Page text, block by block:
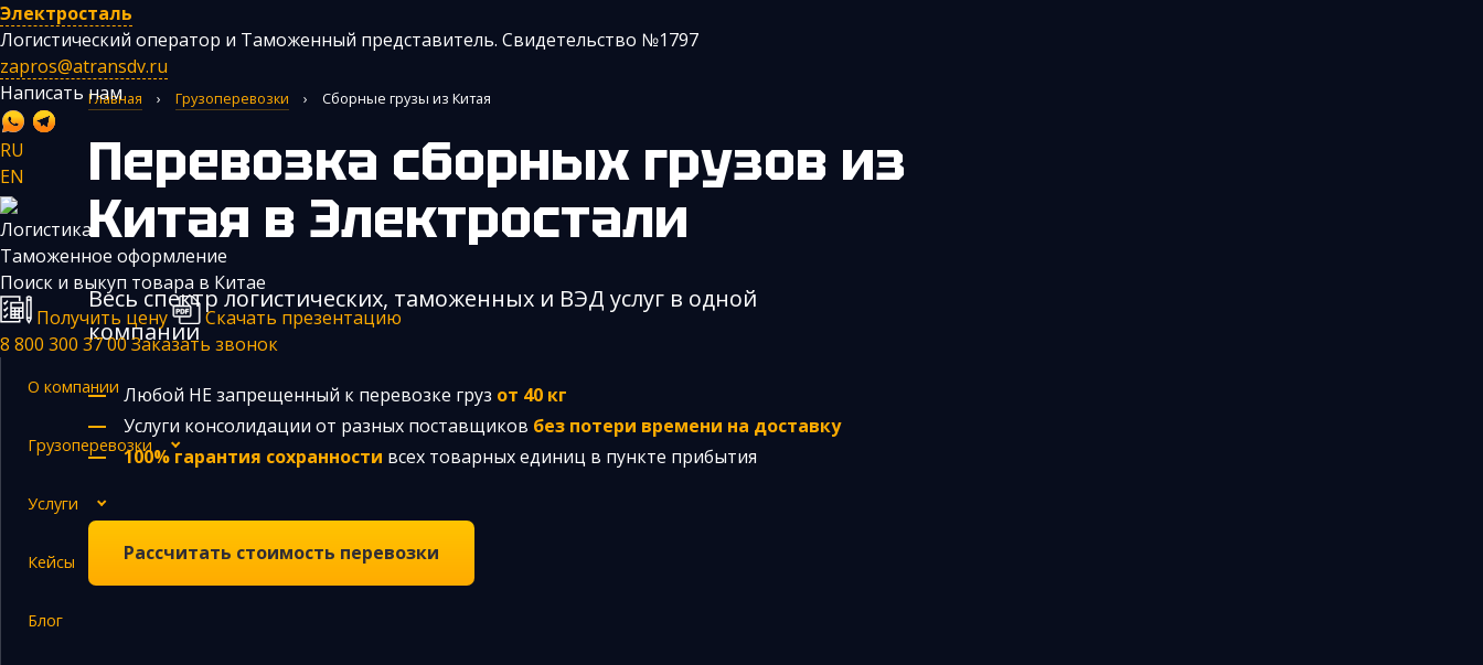
Электросталь
Логистический оператор и Таможенный представитель. Свидетельство №1797
zapros@atransdv.ru
Написать нам
RU
EN
Логистика
Таможенное оформление
Поиск и выкуп товара в Китае
Получить цену
Скачать презентацию
8 800 300 37 00 Заказать звонок
О компании
Грузоперевозки
Услуги
Кейсы
Блог
Перевозки автотранспортом из Китая
Авиаперевозки из Китая
Железнодорожные перевозки из Китая
Морские грузоперевозки из Китая
Негабаритные и многотоннажные грузы из Китая
Главная › Грузоперевозки › Сборные грузы из Китая
Перевозка сборных грузов из
Китая в Электростали
Весь спектр логистических, таможенных и ВЭД услуг в одной
компании
Любой НЕ запрещенный к перевозке груз от 40 кг
Услуги консолидации от разных поставщиков без потери времени на доставку
100% гарантия сохранности всех товарных единиц в пункте прибытия
Рассчитать стоимость перевозки